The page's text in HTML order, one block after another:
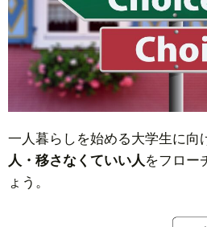
一人暮らしを始める大学生に向
人・移さなくていい人をフロー
ょう。